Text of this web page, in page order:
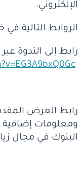
الإلكتروني.
الروابط التالية
رابط إلى الندوة عبر
رابط العرض المقدم
ومعلومات إضافية
البنوك في مجال